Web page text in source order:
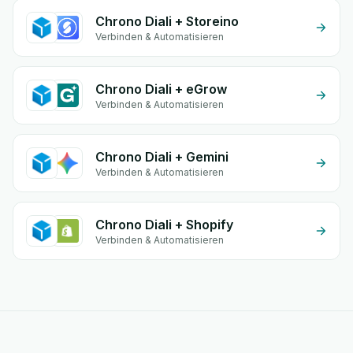
Chrono Diali + Storeino
Verbinden & Automatisieren
Chrono Diali + eGrow
Verbinden & Automatisieren
Chrono Diali + Gemini
Verbinden & Automatisieren
Chrono Diali + Shopify
Verbinden & Automatisieren